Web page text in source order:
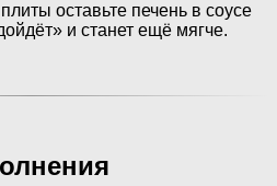
оставьте печень в соусе
и станет ещё мягче.